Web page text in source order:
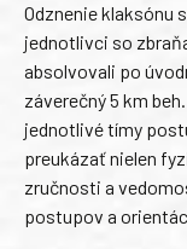
Odznenie klaksónu
jednotlivci so
absolvovali po
záverečný 5 km
jednotlivé tímy
preukázať nielen
zručnosti a
postupov a